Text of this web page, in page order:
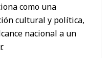
como una
cultural y política,
nacional a un